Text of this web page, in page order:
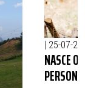
| 25-07-
NASCE